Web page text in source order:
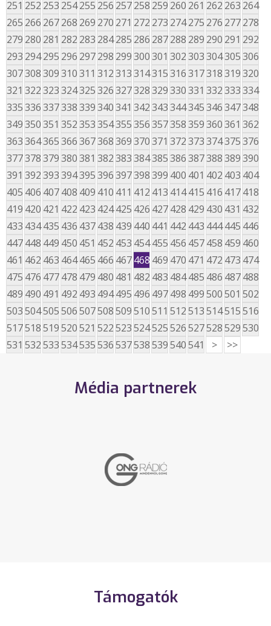
251 252 253 254255 256 257258 259 260 261 262 263 264
265 266 267268 269 270 271 272 273 274275 276 277278
279 280 281 282 283 284285 286 287288 289 290 291 292
293 294295 296 297298 299300301 302303304305306
307308309310311 312313314315316317318319320
321 322323324325326327328329330331 332333334
335336337338339340341 342343344345346347348
349350351 352353354355356357358359360361 362
363364365366367368369370371 372373374375376
377378379380381 382383384385386387388389390
391 392393394395396397398399 400 401 402 403 404
405 406 407408 409 410 411 412 413 414415 416 417418
419 420 421 422 423 424425 426 427428 429 430 431 432
433 434435 436 437438 439 440 441 442 443 444445 446
447448 449 450 451 452 453 454455 456 457458 459 460
461 462 463 464465 466 467468 469 470 471 472 473 474
475 476 477478 479 480 481 482 483 484485 486 487488
489 490 491 492 493 494495 496 497498 499500501 502
503504505506507508509510511 512513514515516
517518519520521 522523524525526527528529530
531 532533534535536537538539540541 > >>
Média partnerek
Támogatók